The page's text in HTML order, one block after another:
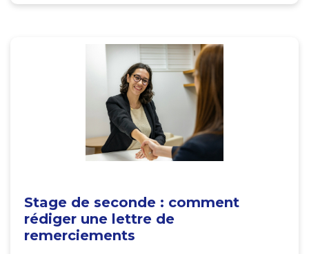
Stage de seconde : comment
rédiger une lettre de
remerciements